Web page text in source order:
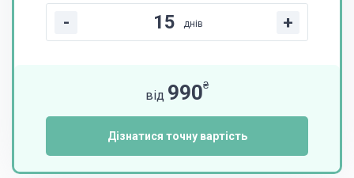
- днів +
від 990₴
Дізнатися точну вартість